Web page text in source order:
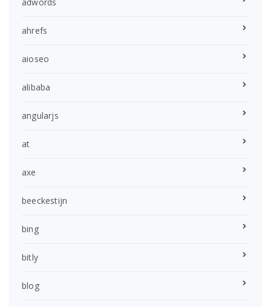
ahrefs
aioseo
alibaba
angularjs
at
axe
beeckestijn
bing
bitly
blog